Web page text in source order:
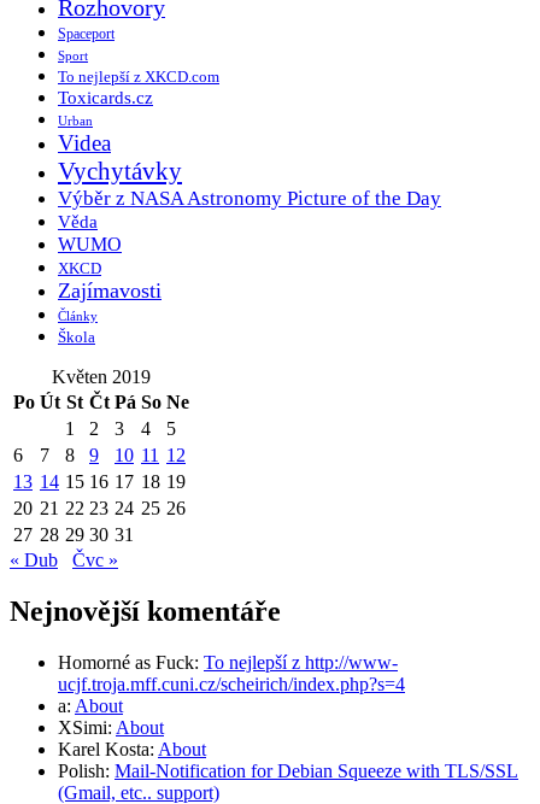
Rozhovory
Spaceport
Sport
To nejlepší z XKCD.com
Toxicards.cz
Urban
Videa
Vychytávky
Výběr z NASA Astronomy Picture of the Day
Věda
WUMO
XKCD
Zajímavosti
Články
Škola
Květen 2019
Po Út St Čt Pá So Ne
1
2 3 4
5
6
7 8 9 10 11 12
13 14 15 16 17 18 19
20 21 22 23 24 25 26
27 28 29 30 31
« Dub
Čvc »
Nejnovější komentáře
Homorné as Fuck: To nejlepší z http://www-
ucjf.troja.mff.cuni.cz/scheirich/index.php?s=4
a: About
XSimi: About
Karel Kosta: About
Polish: Mail-Notification for Debian Squeeze with TLS/SSL
(Gmail, etc.. support)